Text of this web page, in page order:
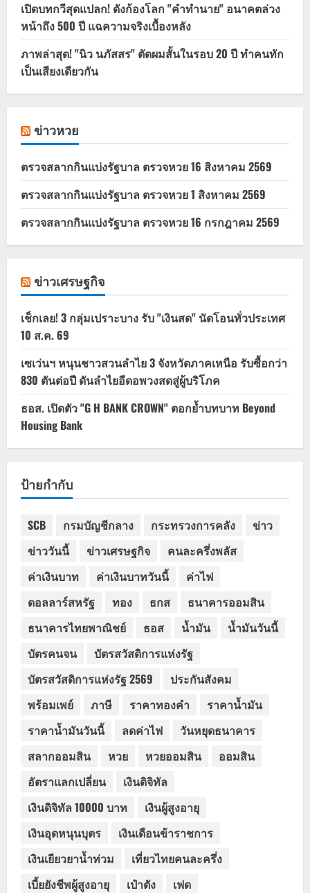
เปิดบทกวีสุดแปลก! ดังก้องโลก "คำทำนาย" อนาคตล่วง
หน้าถึง 500 ปี แฉความจริงเบื้องหลัง
ภาพล่าสุด! "นิว นภัสสร" ตัดผมสั้นในรอบ 20 ปี ทำคนทัก
เป็นเสียงเดียวกัน
ข่าวหวย
ตรวจสลากกินแบ่งรัฐบาล ตรวจหวย 16 สิงหาคม 2569
ตรวจสลากกินแบ่งรัฐบาล ตรวจหวย 1 สิงหาคม 2569
ตรวจสลากกินแบ่งรัฐบาล ตรวจหวย 16 กรกฎาคม 2569
ข่าวเศรษฐกิจ
เช็กเลย! 3 กลุ่มเปราะบาง รับ "เงินสด" นัดโอนทั่วประเทศ
10 ส.ค. 69
เซเว่นฯ หนุนชาวสวนลำไย 3 จังหวัดภาคเหนือ รับซื้อกว่า
830 ตันต่อปี ดันลำไยอีดอพวงสดสู่ผู้บริโภค
ธอส. เปิดตัว "G H BANK CROWN" ตอกย้ำบทบาท Beyond
Housing Bank
ป้ายกำกับ
SCB กรมบัญชีกลาง กระทรวงการคลัง
ข่าว
ข่าววันนี้
ข่าวเศรษฐกิจ
คนละครึ่งพลัส
ค่าเงินบาท
ค่าเงินบาทวันนี้
ค่าไฟ
ดอลลาร์สหรัฐ
ทอง ธกส
ธนาคารออมสิน
ธนาคารไทยพาณิชย์
ธอส น้ำมัน
น้ำมันวันนี้
บัตรคนจน
บัตรสวัสดิการแห่งรัฐ
บัตรสวัสดิการแห่งรัฐ 2569
ประกันสังคม
พร้อมเพย์
ภาษี ราคาทองคำ
ราคาน้ำมัน
ราคาน้ำมันวันนี้
ลดค่าไฟ
วันหยุดธนาคาร
สลากออมสิน
หวย หวยออมสิน
ออมสิน
อัตราแลกเปลี่ยน
เงินดิจิทัล
เงินดิจิทัล 10000 บาท
เงินผู้สูงอายุ
เงินอุดหนุนบุตร
เงินเดือนข้าราชการ
เงินเยียวยาน้ำท่วม
เที่ยวไทยคนละครึ่ง
เบี้ยยังชีพผู้สูงอายุ
เป๋าตัง
เฟด